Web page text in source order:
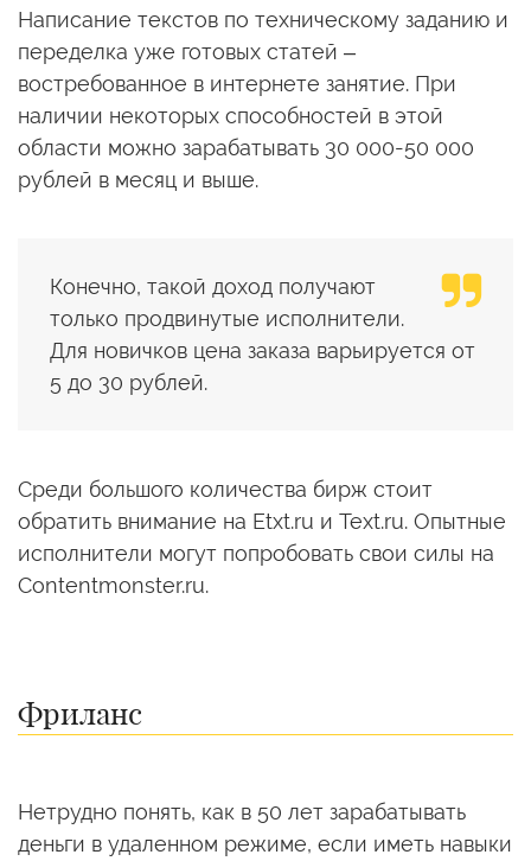
Написание текстов по техническому заданию и
переделка уже готовых статей –
востребованное в интернете занятие. При
наличии некоторых способностей в этой
области можно зарабатывать 30 000-50 000
рублей в месяц и выше.
Конечно, такой доход получают
только продвинутые исполнители.
Для новичков цена заказа варьируется от
5 до 30 рублей.
Среди большого количества бирж стоит
обратить внимание на Etxt.ru и Text.ru. Опытные
исполнители могут попробовать свои силы на
Contentmonster.ru.
Фриланс
Нетрудно понять, как в 50 лет зарабатывать
деньги в удаленном режиме, если иметь навыки